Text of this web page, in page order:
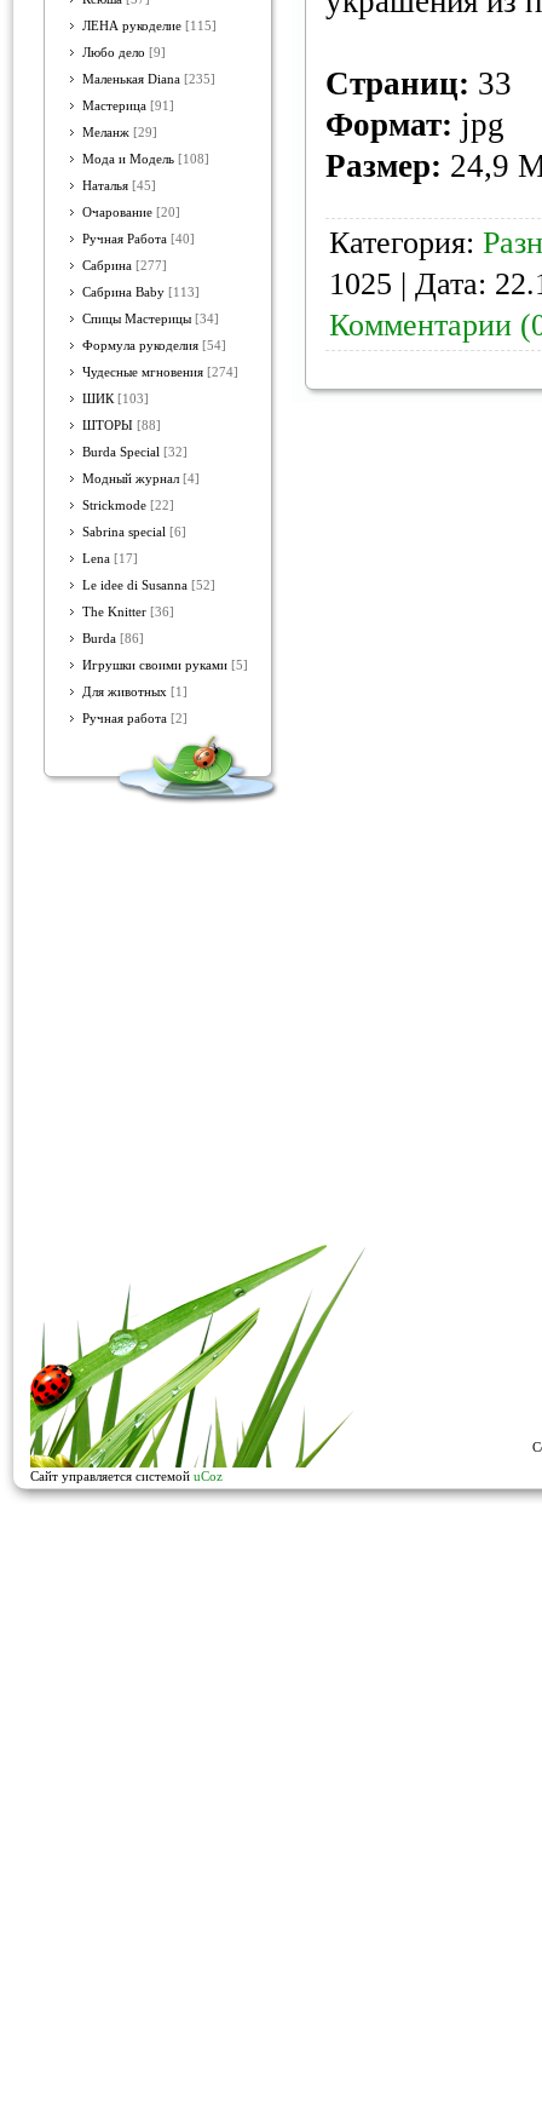
ЛЕНА рукоделие [115]
Любо дело [9]
Маленькая Diana [235]
Мастерица [91]
Меланж [29]
Мода и Модель [108]
Наталья [45]
Очарование [20]
Ручная Работа [40]
Сабрина [277]
Сабрина Baby [113]
Спицы Мастерицы [34]
Формула рукоделия [54]
Чудесные мгновения [274]
ШИК [103]
ШТОРЫ [88]
Burda Special [32]
Модный журнал [4]
Strickmode [22]
Sabrina special [6]
Lena [17]
Le idee di Susanna [52]
The Knitter [36]
Burda [86]
Игрушки своими руками [5]
Для животных [1]
Ручная работа [2]
Страниц: 33
Формат: jpg
Размер: 24,9
Категория:
1025 | Дата:
Комментарии
Сайт управляется системой uCoz